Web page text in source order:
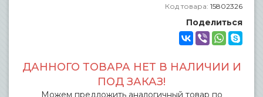
Код товара: 15802326
Поделиться
ДАННОГО ТОВАРА НЕТ В НАЛИЧИИ И
ПОД ЗАКАЗ!
Можем предложить аналогичный товар по